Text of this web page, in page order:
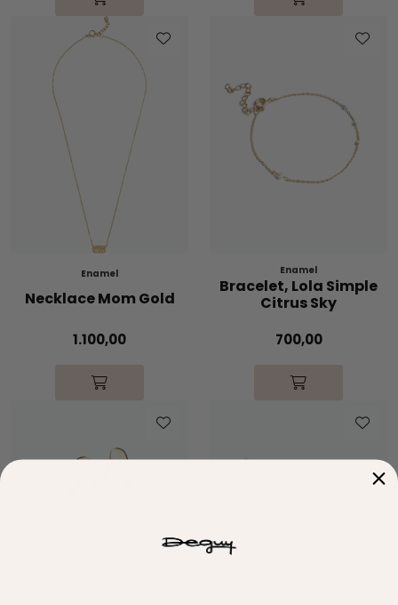
Enamel
Necklace Mom Gold
1.100,00
Enamel
Bracelet, Lola Simple
Citrus Sky
700,00